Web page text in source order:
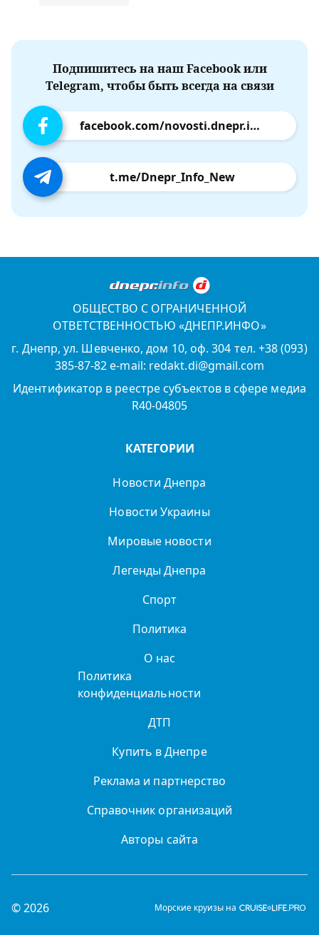
Подпишитесь на наш Facebook или
Telegram, чтобы быть всегда на связи
facebook.com/novosti.dnepr.info
t.me/Dnepr_Info_New
ОБЩЕСТВО С ОГРАНИЧЕННОЙ
ОТВЕТСТВЕННОСТЬЮ «ДНЕПР.ИНФО»
г. Днепр, ул. Шевченко, дом 10, оф. 304 тел. +38 (093)
385-87-82 e-mail: redakt.di@gmail.com
Идентификатор в реестре субъектов в сфере медиа
R40-04805
КАТЕГОРИИ
Новости Днепра
Новости Украины
Мировые новости
Легенды Днепра
Спорт
Политика
О нас
Политика
конфиденциальности
ДТП
Купить в Днепре
Реклама и партнерство
Справочник организаций
Авторы сайта
© 2026 Морские круизы на